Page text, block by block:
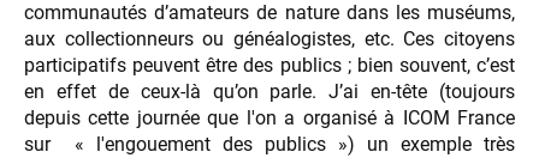
communautés d’amateurs de nature dans les muséums,
aux collectionneurs ou généalogistes, etc. Ces citoyens
participatifs peuvent être des publics ; bien souvent, c’est
en effet de ceux-là qu’on parle. J’ai en-tête (toujours
depuis cette journée que l'on a organisé à ICOM France
sur « l'engouement des publics ») un exemple très